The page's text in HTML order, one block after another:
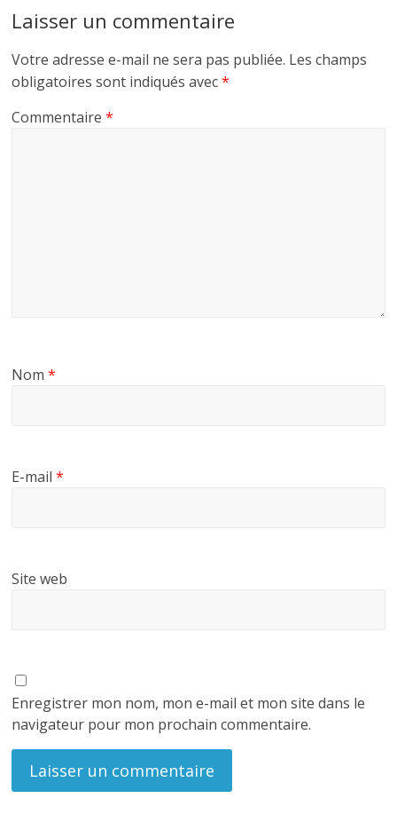
Laisser un commentaire
Votre adresse e-mail ne sera pas publiée. Les champs
obligatoires sont indiqués avec*
Commentaire*
Nom*
E-mail*
Site web
Enregistrer mon nom, mon e-mail et mon site dans le
navigateur pour mon prochain commentaire.